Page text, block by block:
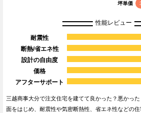
坪単価
性能レビュー
耐震性
断熱/省エネ性
設計の自由度
価格
アフターサポート
三越商事大分で注文住宅を建てて良かった？悪かっ
面をはじめ、耐震性や気密断熱性、省エネ性などの